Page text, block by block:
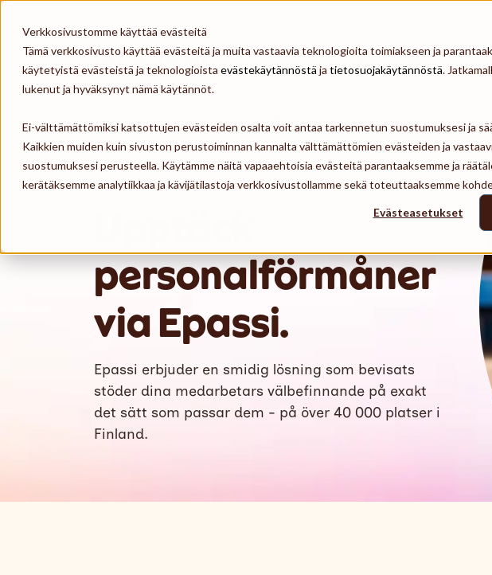
Verkkosivustomme käyttää evästeitä
Tämä verkkosivusto käyttää evästeitä ja muita vastaavia teknologioita toimiakseen ja
käytetyistä evästeistä ja teknologioista evästekäytännöstä ja tietosuojakäytännöstä.
lukenut ja hyväksynyt nämä käytännöt.
Ei-välttämättömiksi katsottujen evästeiden osalta voit antaa tarkennetun suostumuksesi ja
Kaikkien muiden kuin sivuston perustoiminnan kannalta välttämättömien evästeiden ja
suostumuksesi perusteella. Käytämme näitä vapaaehtoisia evästeitä parantaaksemme ja
kerätäksemme analytiikkaa ja kävijätilastoja verkkosivustollamme sekä toteuttaaksemme
Evästeasetukset
Skip to content
Epassi För anställda För
personalförmåner
via Epassi.
Epassi erbjuder en smidig lösning som bevisats
stöder dina medarbetars välbefinnande på exakt
det sätt som passar dem - på över 40 000 platser i
Finland.